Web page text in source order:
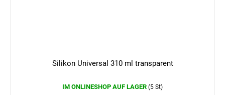
Silikon Universal 310 ml transparent
IM ONLINESHOP AUF LAGER (5 St)